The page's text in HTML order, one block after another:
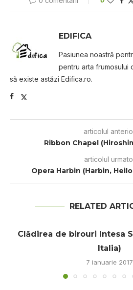
EDIFICA
Pasiunea noastră
pentru arta frumosului
să existe astăzi Edifica.ro.
articolul
Ribbon Chapel
articolul
Opera Harbin (Harbin,
RELATED
Clădirea de birouri Intesa
Italia)
7 ianuarie 2017